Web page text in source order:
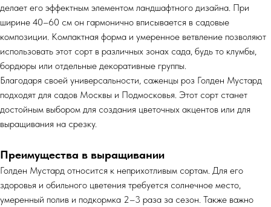
делает его эффектным элементом ландшафтного дизайна. При
ширине 40–60 см он гармонично вписывается в садовые
композиции. Компактная форма и умеренное ветвление позволяют
использовать этот сорт в различных зонах сада, будь то клумбы,
бордюры или отдельные декоративные группы.
Благодаря своей универсальности, саженцы роз Голден Мустард
подходят для садов Москвы и Подмосковья. Этот сорт станет
достойным выбором для создания цветочных акцентов или для
выращивания на срезку.
Преимущества в выращивании
Голден Мустард относится к неприхотливым сортам. Для его
здоровья и обильного цветения требуется солнечное место,
умеренный полив и подкормка 2–3 раза за сезон. Также важно